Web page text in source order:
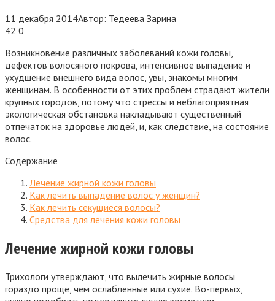
11 декабря 2014Автор: Тедеева Зарина
42 0
Возникновение различных заболеваний кожи головы,
дефектов волосяного покрова, интенсивное выпадение и
ухудшение внешнего вида волос, увы, знакомы многим
женщинам. В особенности от этих проблем страдают жители
крупных городов, потому что стрессы и неблагоприятная
экологическая обстановка накладывают существенный
отпечаток на здоровье людей , и, как следствие, на состояние
волос.
Содержание
Лечение жирной кожи головы
Как лечить выпадение волос у женщин?
Как лечить секущиеся волосы?
Средства для лечения кожи головы
Лечение жирной кожи головы
Трихологи утверждают, что вылечить жирные волосы
гораздо проще, чем ослабленные или сухие. Во-первых,